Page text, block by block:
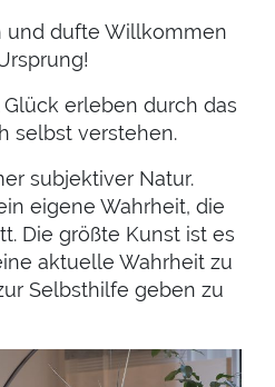
und dufte Willkommen
erleben durch das
selbst verstehen.
subjektiver Natur.
eigene Wahrheit, die
Die größte Kunst ist es
aktuelle Wahrheit zu
Selbsthilfe geben zu